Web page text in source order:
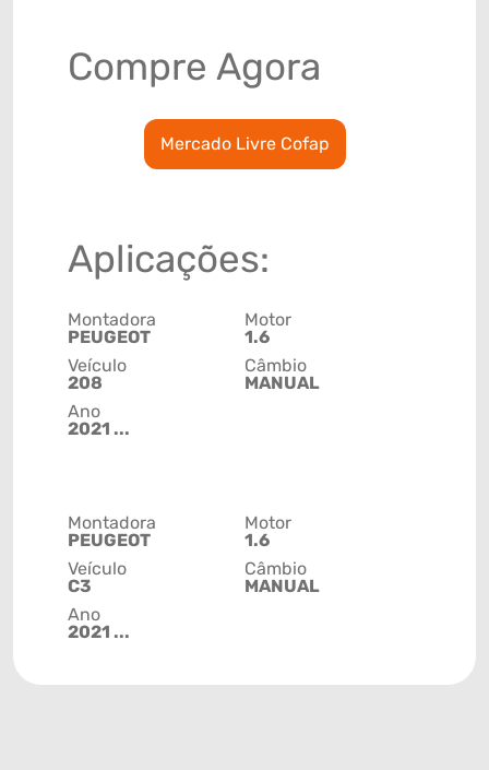
Compre Agora
Mercado Livre Cofap
Aplicações:
Montadora
PEUGEOT
Veículo
208
Ano
2021 ...
Motor
1.6
Câmbio
MANUAL
Montadora
PEUGEOT
Veículo
C3
Ano
2021 ...
Motor
1.6
Câmbio
MANUAL